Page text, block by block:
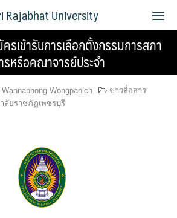
Rajabhat University
รเข้ารับการเลือกตั้งกรรมการสภา
หรือคณาจารย์ประจำ
Wannaphong Wongpanich
ข่าวสื่อสาร
ลัยราชภัฏเพชรบุรี